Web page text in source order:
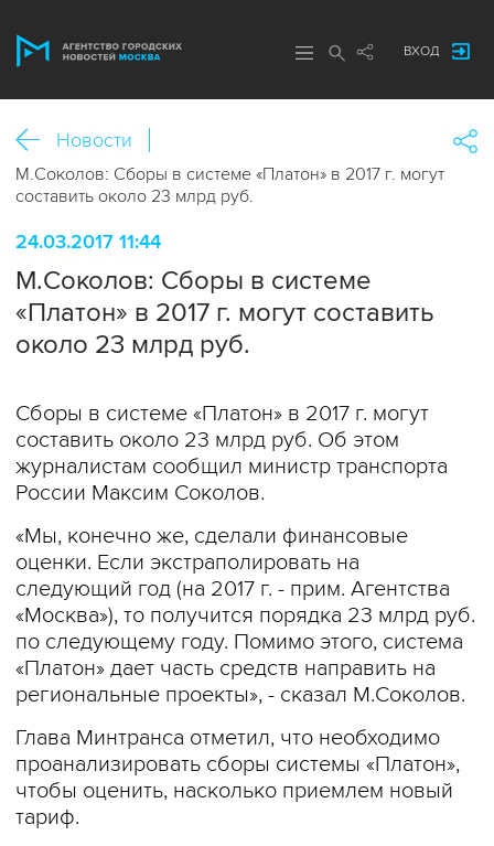
ВХОД
Новости
М.Соколов: Сборы в системе «Платон» в 2017 г. могут
составить около 23 млрд руб.
24.03.2017 11:44
М.Соколов: Сборы в системе
«Платон» в 2017 г. могут составить
около 23 млрд руб.
Сборы в системе «Платон» в 2017 г. могут
составить около 23 млрд руб. Об этом
журналистам сообщил министр транспорта
России Максим Соколов.
«Мы, конечно же, сделали финансовые
оценки. Если экстраполировать на
следующий год (на 2017 г. - прим. Агентства
«Москва»), то получится порядка 23 млрд руб.
по следующему году. Помимо этого, система
«Платон» дает часть средств направить на
региональные проекты», - сказал М.Соколов.
Глава Минтранса отметил, что необходимо
проанализировать сборы системы «Платон»,
чтобы оценить, насколько приемлем новый
тариф.